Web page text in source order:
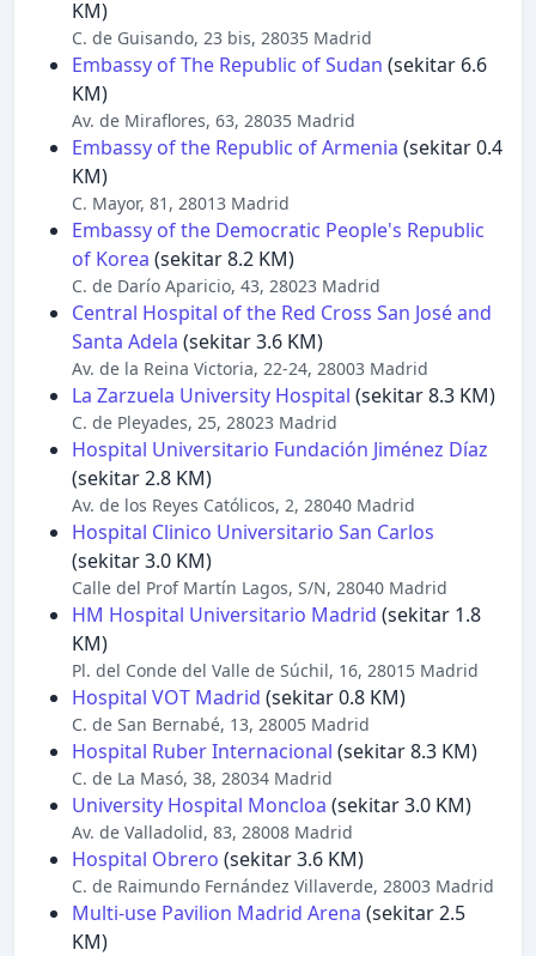
KM)
C. de Guisando, 23 bis, 28035 Madrid
Embassy of The Republic of Sudan (sekitar 6.6
KM)
Av. de Miraflores, 63, 28035 Madrid
Embassy of the Republic of Armenia (sekitar 0.4
KM)
C. Mayor, 81, 28013 Madrid
Embassy of the Democratic People's Republic
of Korea (sekitar 8.2 KM)
C. de Darío Aparicio, 43, 28023 Madrid
Central Hospital of the Red Cross San José and
Santa Adela (sekitar 3.6 KM)
Av. de la Reina Victoria, 22-24, 28003 Madrid
La Zarzuela University Hospital (sekitar 8.3 KM)
C. de Pleyades, 25, 28023 Madrid
Hospital Universitario Fundación Jiménez Díaz
(sekitar 2.8 KM)
Av. de los Reyes Católicos, 2, 28040 Madrid
Hospital Clinico Universitario San Carlos
(sekitar 3.0 KM)
Calle del Prof Martín Lagos, S/N, 28040 Madrid
HM Hospital Universitario Madrid (sekitar 1.8
KM)
Pl. del Conde del Valle de Súchil, 16, 28015 Madrid
Hospital VOT Madrid (sekitar 0.8 KM)
C. de San Bernabé, 13, 28005 Madrid
Hospital Ruber Internacional (sekitar 8.3 KM)
C. de La Masó, 38, 28034 Madrid
University Hospital Moncloa (sekitar 3.0 KM)
Av. de Valladolid, 83, 28008 Madrid
Hospital Obrero (sekitar 3.6 KM)
C. de Raimundo Fernández Villaverde, 28003 Madrid
Multi-use Pavilion Madrid Arena (sekitar 2.5
KM)